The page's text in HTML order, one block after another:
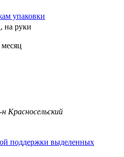
упаковки
на руки
Красносельский
поддержки выделенных